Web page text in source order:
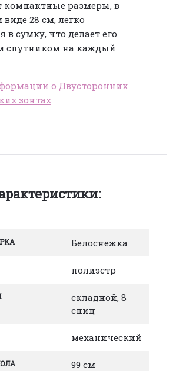
компактные размеры, в
28 см, легко
в сумку, что делает его
спутником на каждый
о Двусторонних
зонтах
Белоснежка
полиэстр
складной, 8
спиц
механический
99 см